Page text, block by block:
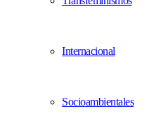
Internacional
Socioambientales